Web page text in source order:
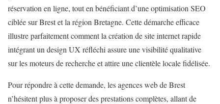
réservation en ligne, tout en bénéficiant d’une optimisation SEO
ciblée sur Brest et la région Bretagne. Cette démarche efficace
illustre parfaitement comment la création de site internet rapide
intégrant un design UX réfléchi assure une visibilité qualitative
sur les moteurs de recherche et attire une clientèle locale fidélisée.
Pour répondre à cette demande, les agences web de Brest
n’hésitent plus à proposer des prestations complètes, allant de